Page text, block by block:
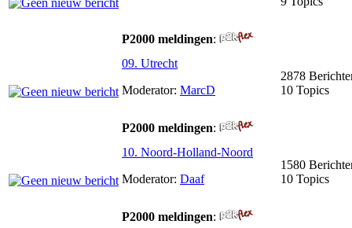
P2000 meldingen:
09. Utrecht
Moderator: MarcD
2878
10 Topics
P2000 meldingen:
10. Noord-Holland-Noord
Moderator: Daaf
1580
10 Topics
P2000 meldingen: